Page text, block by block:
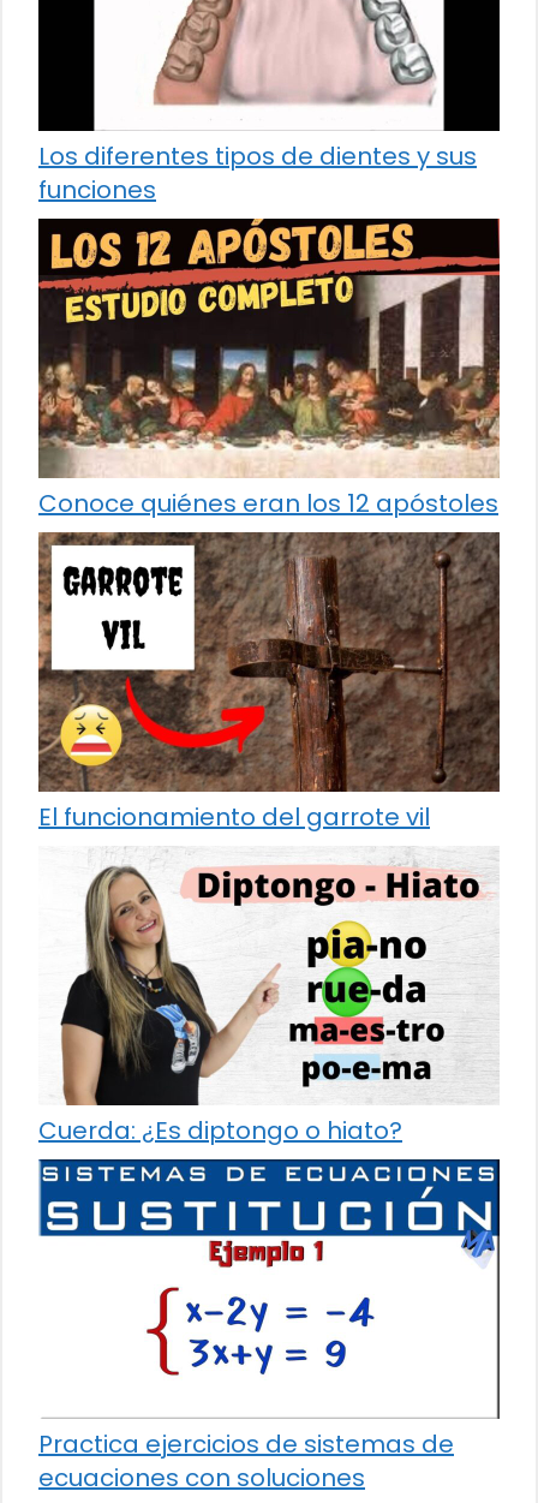
Los diferentes tipos de dientes y sus
funciones
Conoce quiénes eran los 12 apóstoles
El funcionamiento del garrote vil
Cuerda: ¿Es diptongo o hiato?
Practica ejercicios de sistemas de
ecuaciones con soluciones